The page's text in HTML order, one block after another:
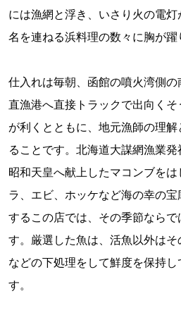
には漁網と浮き、いさり火の電
名を連ねる浜料理の数々に胸が躍
仕入れは毎朝、函館の噴火湾側
直漁港へ直接トラックで出向く
が利くとともに、地元漁師の理
ることです。北海道大謀網漁業発
昭和天皇へ献上したマコンブを
ラ、エビ、ホッケなど海の幸の
するこの店では、その季節ならで
す。厳選した魚は、活魚以外は
などの下処理をして鮮度を保持
す。